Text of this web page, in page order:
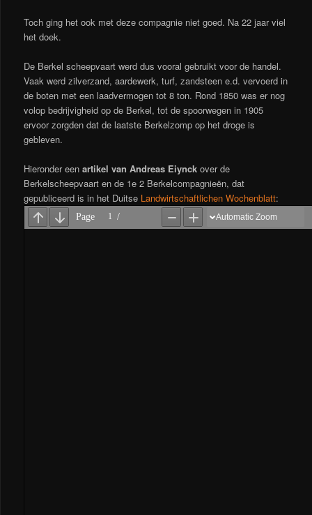
Toch ging het ook met deze compagnie niet goed. Na 22 jaar viel
het doek.
De Berkel scheepvaart werd dus vooral gebruikt voor de handel.
Vaak werd zilverzand, aardewerk, turf, zandsteen e.d. vervoerd in
de boten met een laadvermogen tot 8 ton. Rond 1850 was er nog
volop bedrijvigheid op de Berkel, tot de spoorwegen in 1905
ervoor zorgden dat de laatste Berkelzomp op het droge is
gebleven.
Hieronder eenartikel van Andreas Eiynck over de
Berkelscheepvaart en de 1e 2 Berkelcompagnieën, dat
gepubliceerd is in het Duitse Landwirtschaftlichen Wochenblatt: